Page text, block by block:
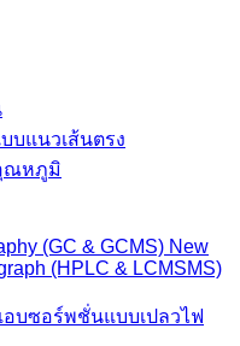
บแนวเส้นตรง
ณหภูมิ
(GC & GCMS) New
(HPLC & LCMSMS)
บซอร์พชั่นแบบเปลวไฟ